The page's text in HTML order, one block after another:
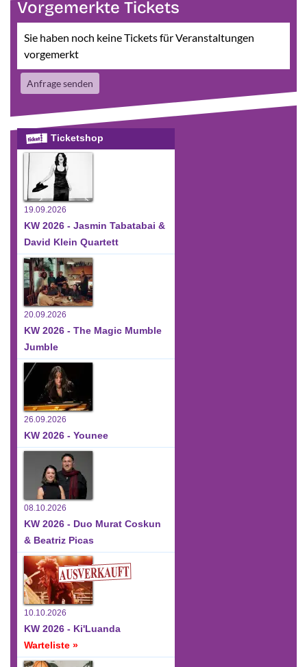
Vorgemerkte Tickets
Sie haben noch keine Tickets für Veranstaltungen
vorgemerkt
Anfrage senden
Ticketshop
19.09.2026
KW 2026 - Jasmin Tabatabai &
David Klein Quartett
20.09.2026
KW 2026 - The Magic Mumble
Jumble
26.09.2026
KW 2026 - Younee
08.10.2026
KW 2026 - Duo Murat Coskun
& Beatriz Picas
10.10.2026
KW 2026 - Ki'Luanda
Warteliste »